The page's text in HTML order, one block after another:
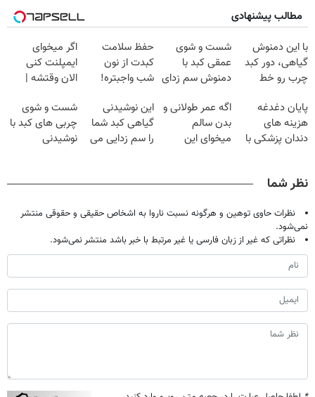
مطالب پیشنهادی
با این دمنوش
گیاهی، دور کبد
چرب رو خط
شست و شوی
عمقی کبد با
دمنوش سم زدای
حفظ سلامت
کبدت از نون
شب واجبتره!
اگر میخوای
ایمپلنت کنی
الان وقتشه |
میلیون تومان!!!
پایان دغدغه
هزینه های
دندان پزشکی با
اگه عمر طولانی و
بدن سالم
میخوای این
این نوشیدنی
گیاهی کبد شما
را سم زدایی می
شست و شوی
چربی های کبد با
نوشیدنی
نظر شما
نظرات حاوی توهین و هرگونه نسبت ناروا به اشخاص حقیقی و حقوقی منتشر
نمی‌شود.
نظراتی که غیر از زبان فارسی یا غیر مرتبط با خبر باشد منتشر نمی‌شود.